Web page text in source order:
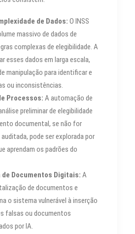
de Dados: O INSS
massivo de dados de
complexas de elegibilidade. A
esses dados em larga escala,
manipulação para identificar e
ou inconsistências.
Processos: A automação de
preliminar de elegibilidade
documental, se não for
pode ser explorada por
aprendam os padrões do
de Documentos Digitais: A
de documentos e
o sistema vulnerável à inserção
falsas ou documentos
por IA.